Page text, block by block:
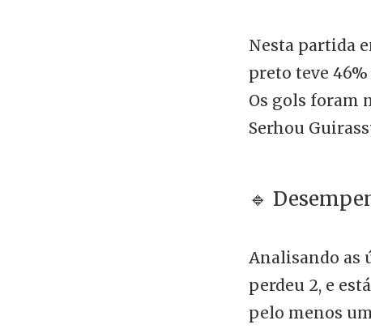
Nesta partida
preto teve
Os gols foram
Serhou
🔹
Analisando as
perdeu 2, e
pelo menos